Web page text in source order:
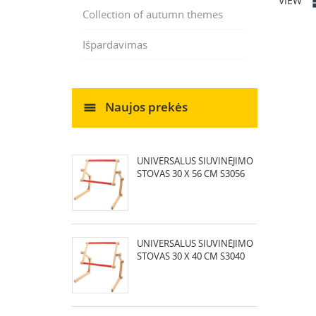
Collection of autumn themes
Išpardavimas
Naujos prekės
UNIVERSALUS SIUVINĖJIMO
STOVAS 30 X 56 CM S3056
UNIVERSALUS SIUVINĖJIMO
STOVAS 30 X 40 CM S3040